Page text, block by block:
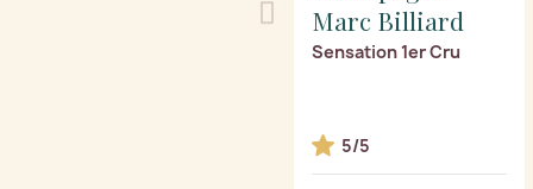
Marc Billiard
Sensation 1er Cru
5/5